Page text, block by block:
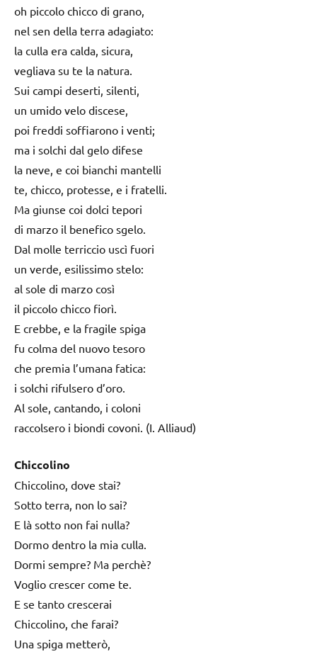
oh piccolo chicco di grano,
nel sen della terra adagiato:
la culla era calda, sicura,
vegliava su te la natura.
Sui campi deserti, silenti,
un umido velo discese,
poi freddi soffiarono i venti;
ma i solchi dal gelo difese
la neve, e coi bianchi mantelli
te, chicco, protesse, e i fratelli.
Ma giunse coi dolci tepori
di marzo il benefico sgelo.
Dal molle terriccio uscì fuori
un verde, esilissimo stelo:
al sole di marzo così
il piccolo chicco fiorì.
E crebbe, e la fragile spiga
fu colma del nuovo tesoro
che premia l’umana fatica:
i solchi rifulsero d’oro.
Al sole, cantando, i coloni
raccolsero i biondi covoni. (I. Alliaud)
Chiccolino
Chiccolino, dove stai?
Sotto terra, non lo sai?
E là sotto non fai nulla?
Dormo dentro la mia culla.
Dormi sempre? Ma perchè?
Voglio crescer come te.
E se tanto crescerai
Chiccolino, che farai?
Una spiga metterò,